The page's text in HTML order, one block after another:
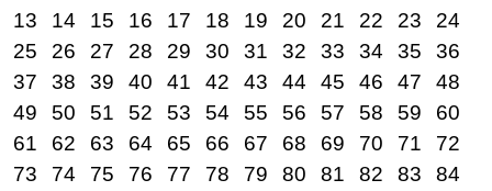
13
14 15 16 17 18 19 20 21 22 23
24
25
26 27 28 29 30 31 32 33 34 35
36
37
38 39 40 41 42 43 44 45 46 47
48
49
50 51 52 53 54 55 56 57 58 59
60
61
62 63 64 65 66 67 68 69 70 71
72
73
74 75 76 77 78 79 80 81 82 83
84